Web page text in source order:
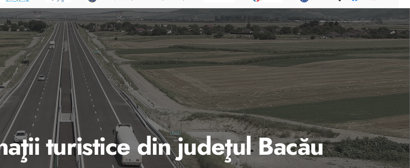
turistice din judeţul Bacău